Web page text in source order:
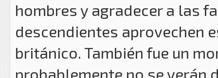
hombres y agradecer a las
descendientes aprovechen
británico. También fue un
probablemente no se verán